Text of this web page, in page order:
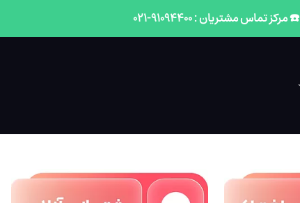
☎️ مرکز تماس مشتریان : 91094400-021